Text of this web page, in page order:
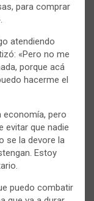
para comprar
atendiendo
«Pero no me
porque acá
hacerme el
economía, pero
evitar que nadie
se la devore la
Estoy
puedo combatir